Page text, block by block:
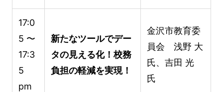
17:0
5 〜
17:3
5
pm
新たなツールでデー
タの見える化！校務
負担の軽減を実現！
金沢市教育委
員会 浅野 大
氏、吉田 光
氏